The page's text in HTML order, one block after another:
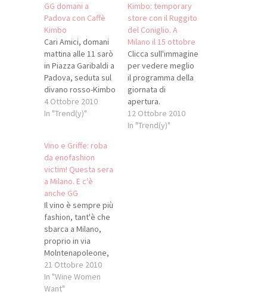
GG domani a
Padova con Caffè
Kimbo
Cari Amici, domani
mattina alle 11 sarò
in Piazza Garibaldi a
Padova, seduta sul
divano rosso-Kimbo
per il tour che la
nota casa di caffè
toccando sino ad
ora Napoli, Roma e
Firenze. Sono stata
invitata per fare
due chiecchiere di
enogastronomia,
ed assieme…
4 Ottobre 2010
In "Trend(y)"
Kimbo: temporary
store con il Ruggito
del Coniglio. A
Milano il 15 ottobre
Clicca sull'immagine
per vedere meglio
il programma della
giornata di
apertura.
12 Ottobre 2010
In "Trend(y)"
Vino e Griffe: roba
da enofashion
victim! Questa sera
a Milano. E c'è
anche GG
Il vino è sempre più
fashion, tant'è che
sbarca a Milano,
proprio in via
Molntenapoleone,
dove oltre 30 tra
le boutique più
celebri apriranno le
21 Ottobre 2010
In "Wine Women
Want"